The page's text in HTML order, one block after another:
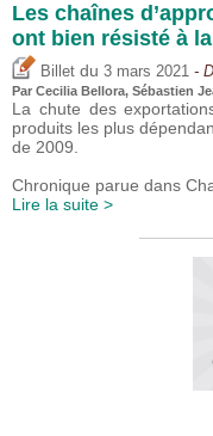
Les chaînes
ont bien résisté à
Billet du 3 mars 2021 -
Par Cecilia Bellora, Sébastien
La chute des
produits les plus
de 2009.
Chronique parue dans
Lire la suite >